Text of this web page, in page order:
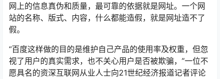
网上的信息真伪和质量，最可靠的依据就是网址。一个网
站的名称、版式、内容，什么都能造假，就是网址造不了
假。
“百度这样做的目的是维护自己产品的使用率及权重，但忽
视了用户的真实需求，也不关心用户是否被欺骗，”一位不
愿具名的资深互联网从业人士向21世纪经济报道记者评论